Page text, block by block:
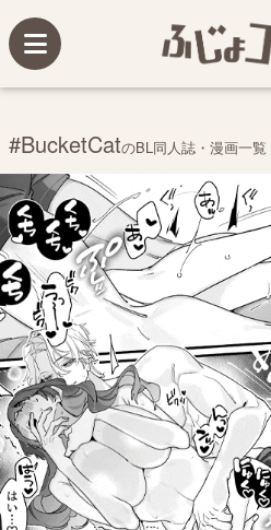
#BucketCatのBL同人誌・漫画一覧